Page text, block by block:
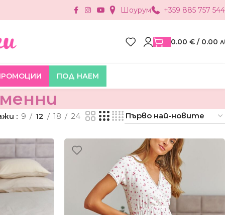
Шоурум +359 885 757 544
0.00 € / 0.00
ПОД НАЕМ
9 12 18 24